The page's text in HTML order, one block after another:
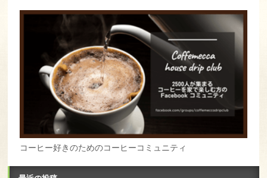
コーヒー好きのためのコーヒーコミュニティ